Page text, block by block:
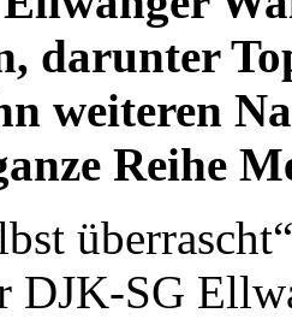
darunter
weiteren
Reihe
DJK-SG